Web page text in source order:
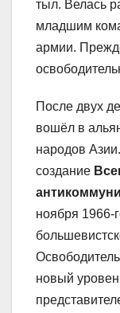
тыл. Велась
младшим
армии.
После двух
вошёл в
народов
создание
ноября 1966-
новый